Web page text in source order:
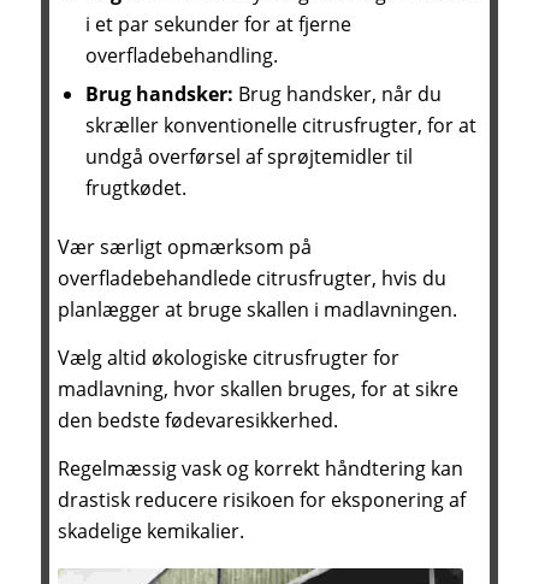
i et par sekunder for at fjerne
overfladebehandling.
Brug handsker: Brug handsker, når du
skræller konventionelle citrusfrugter, for at
undgå overførsel af sprøjtemidler til
frugtkødet.
Vær særligt opmærksom på
overfladebehandlede citrusfrugter, hvis du
planlægger at bruge skallen i madlavningen.
Vælg altid økologiske citrusfrugter for
madlavning, hvor skallen bruges, for at sikre
den bedste fødevaresikkerhed.
Regelmæssig vask og korrekt håndtering kan
drastisk reducere risikoen for eksponering af
skadelige kemikalier.